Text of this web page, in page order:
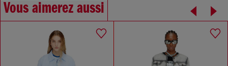
Vous aimerez aussi